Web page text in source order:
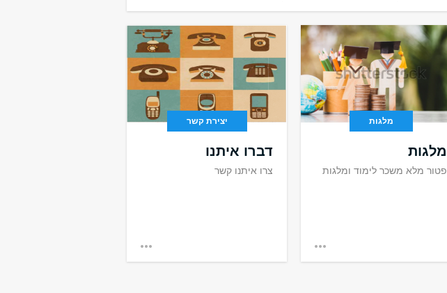
מלגות
מלגות
פטור מלא משכר לימוד ומלגות
יצירת קשר
דברו איתנו
צרו איתנו קשר